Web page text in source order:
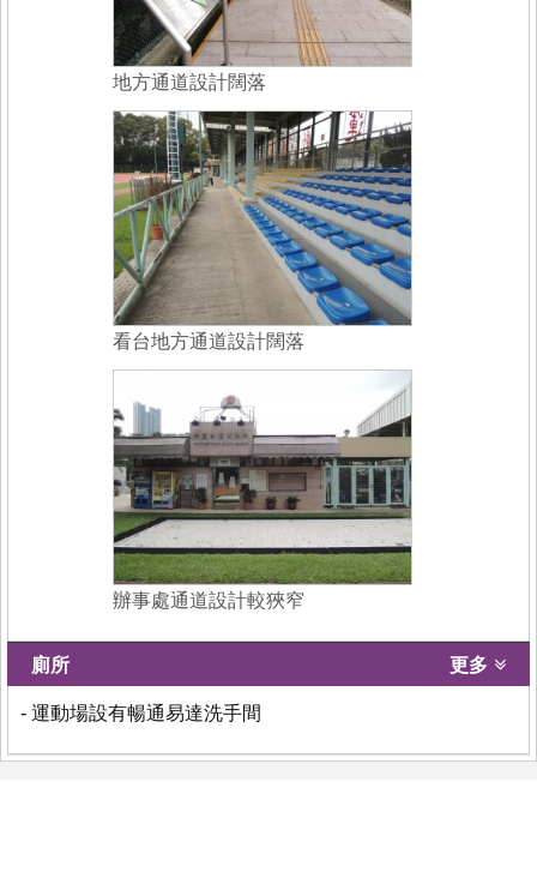
地方通道設計闊落
看台地方通道設計闊落
辦事處通道設計較狹窄
廁所 更多
- 運動場設有暢通易達洗手間